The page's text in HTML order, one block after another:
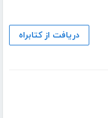
دریافت از کتابراه